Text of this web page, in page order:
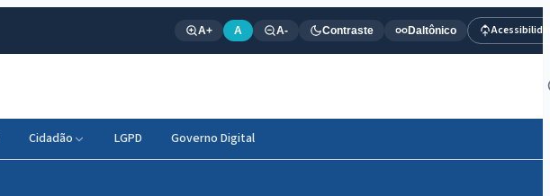
A+ A A- Contraste Daltônico
Cidadão LGPD Governo Digital